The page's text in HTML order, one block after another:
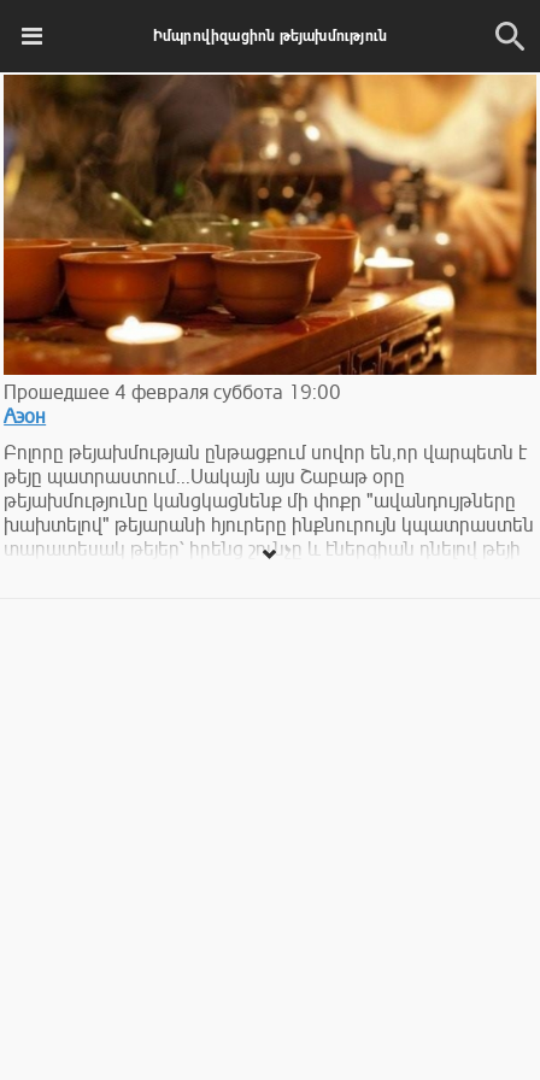
Իմպրովիզացիոն թեյախմություն
Прошедшее 4 февраля суббота 19:00
Аэон
Բոլորը թեյախմության ընթացքում սովոր են,որ վարպետն է
թեյը պատրաստում...Սակայն այս Շաբաթ օրը
թեյախմությունը կանցկացնենք մի փոքր "ավանդույթները
խախտելով" թեյարանի հյուրերը ինքնուրույն կպատրաստեն
տարատեսակ թեյեր՝ իրենց շունչը և էներգիան դնելով թեյի